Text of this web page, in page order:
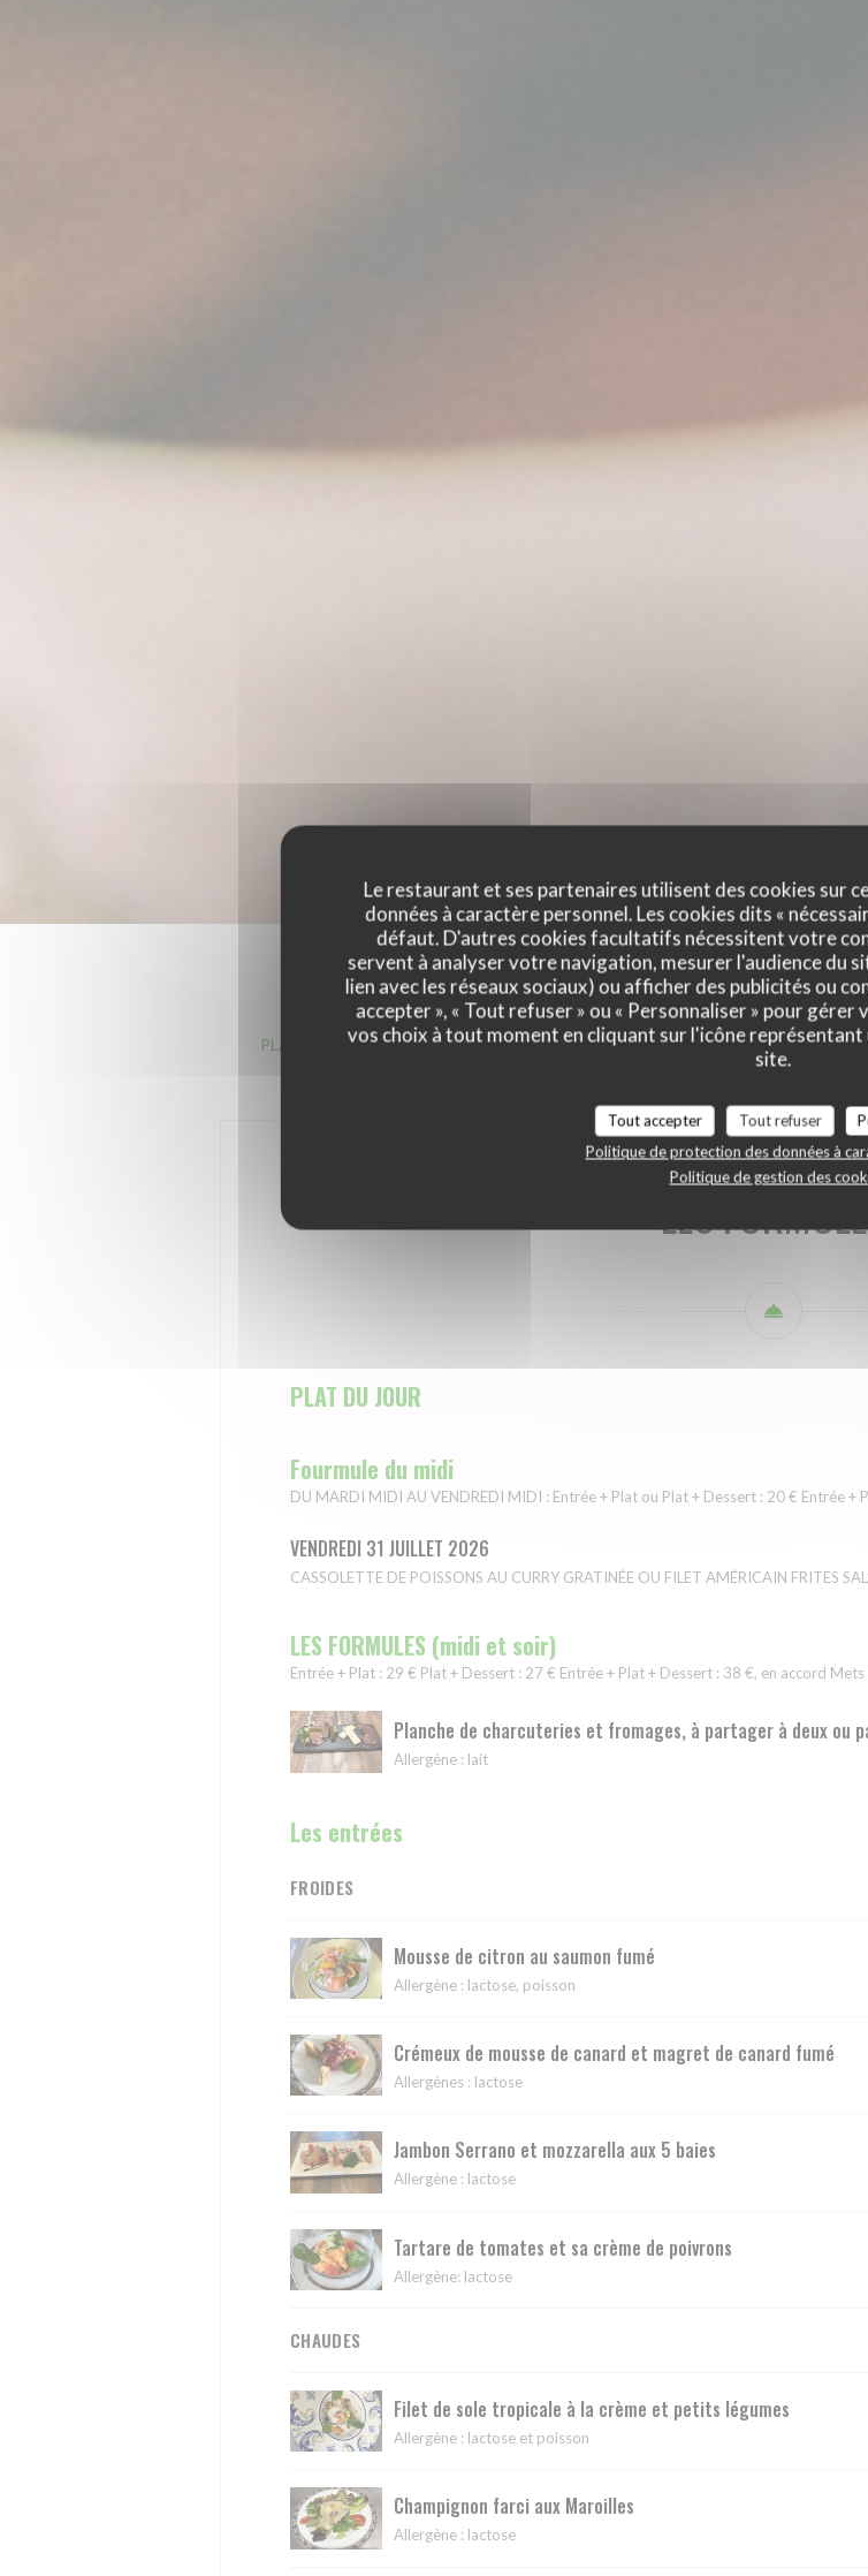
Le restaurant et ses partenaires utilisent des cookies sur
données à caractère personnel. Les cookies dits «
défaut. D'autres cookies facultatifs nécessitent votre
servent à analyser votre navigation, mesurer l'audience du
lien avec les réseaux sociaux) ou afficher des publicités ou
accepter », « Tout refuser » ou « Personnaliser » pour
vos choix à tout moment en cliquant sur l'icône représentant
site.
Tout accepter Tout refuser
Politique de protection des données à
Politique de gestion des
PLAT DU JOUR Fourmule du midi LES FORMULES (midi et soir) Les entrées
LES
PLAT DU JOUR
Fourmule du midi
DU MARDI MIDI AU VENDREDI MIDI : Entrée + Plat ou Plat + Dessert : 20 € Entrée
VENDREDI 31 JUILLET 2026
CASSOLETTE DE POISSONS AU CURRY GRATINÉE OU FILET AMÉRICAIN FRITES
LES FORMULES (midi et soir)
Entrée + Plat : 29 € Plat + Dessert : 27 € Entrée + Plat + Dessert : 38 €, en accord
Planche de charcuteries et fromages, à partager à deux ou
Allergène : lait
Les entrées
FROIDES
Mousse de citron au saumon fumé
Allergène : lactose, poisson
Crémeux de mousse de canard et magret de canard fumé
Allergènes : lactose
Jambon Serrano et mozzarella aux 5 baies
Allergène : lactose
Tartare de tomates et sa crème de poivrons
Allergène: lactose
CHAUDES
Filet de sole tropicale à la crème et petits légumes
Allergène : lactose et poisson
Champignon farci aux Maroilles
Allergène : lactose